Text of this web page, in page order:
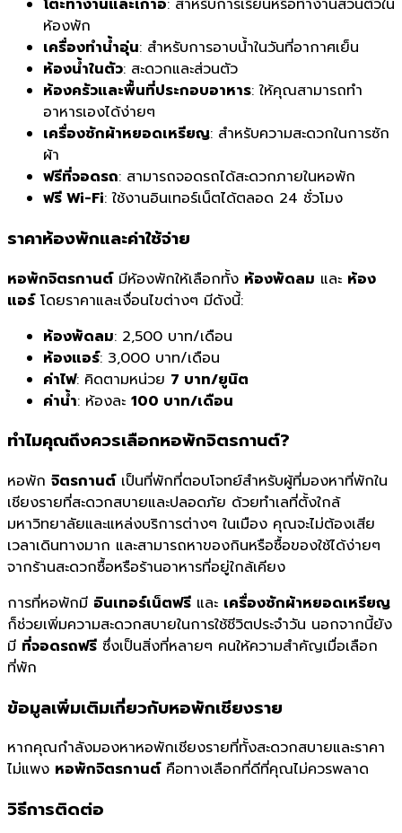
โต๊ะทำงานและเก้าอี้: สำหรับการเรียนหรือทำงานส่วนตัวใน
ห้องพัก
เครื่องทำน้ำอุ่น: สำหรับการอาบน้ำในวันที่อากาศเย็น
ห้องน้ำในตัว: สะดวกและส่วนตัว
ห้องครัวและพื้นที่ประกอบอาหาร: ให้คุณสามารถทำ
อาหารเองได้ง่ายๆ
เครื่องซักผ้าหยอดเหรียญ: สำหรับความสะดวกในการซัก
ผ้า
ฟรีที่จอดรถ: สามารถจอดรถได้สะดวกภายในหอพัก
ฟรี Wi-Fi: ใช้งานอินเทอร์เน็ตได้ตลอด 24 ชั่วโมง
ราคาห้องพักและค่าใช้จ่าย
หอพักจิตรกานต์มีห้องพักให้เลือกทั้ง ห้องพัดลม และ ห้อง
แอร์โดยราคาและเงื่อนไขต่างๆ มีดังนี้:
ห้องพัดลม: 2,500 บาท/เดือน
ห้องแอร์: 3,000 บาท/เดือน
ค่าไฟ: คิดตามหน่วย 7 บาท/ยูนิต
ค่าน้ำ: ห้องละ 100 บาท/เดือน
ทำไมคุณถึงควรเลือกหอพักจิตรกานต์?
หอพัก จิตรกานต์เป็นที่พักที่ตอบโจทย์สำหรับผู้ที่มองหาที่พักใน
เชียงรายที่สะดวกสบายและปลอดภัย ด้วยทำเลที่ตั้งใกล้
มหาวิทยาลัยและแหล่งบริการต่างๆ ในเมือง คุณจะไม่ต้องเสีย
เวลาเดินทางมาก และสามารถหาของกินหรือซื้อของใช้ได้ง่ายๆ
จากร้านสะดวกซื้อหรือร้านอาหารที่อยู่ใกล้เคียง
การที่หอพักมี อินเทอร์เน็ตฟรี และ เครื่องซักผ้าหยอดเหรียญ
ก็ช่วยเพิ่มความสะดวกสบายในการใช้ชีวิตประจำวัน นอกจากนี้ยัง
มี ที่จอดรถฟรี ซึ่งเป็นสิ่งที่หลายๆ คนให้ความสำคัญเมื่อเลือก
ที่พัก
ข้อมูลเพิ่มเติมเกี่ยวกับหอพักเชียงราย
หากคุณกำลังมองหาหอพักเชียงรายที่ทั้งสะดวกสบายและราคา
ไม่แพง หอพักจิตรกานต์คือทางเลือกที่ดีที่คุณไม่ควรพลาด
วิธีการติดต่อ